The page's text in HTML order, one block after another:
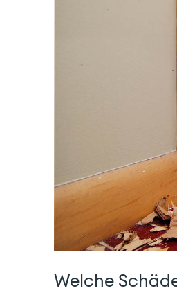
Welche